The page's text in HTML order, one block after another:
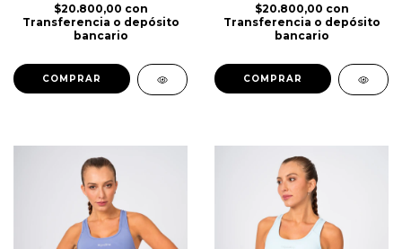
$20.800,00 con
Transferencia o depósito
bancario
COMPRAR
$20.800,00 con
Transferencia o depósito
bancario
COMPRAR